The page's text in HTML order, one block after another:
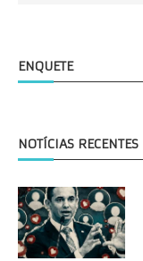
ENQUETE
NOTÍCIAS RECENTES